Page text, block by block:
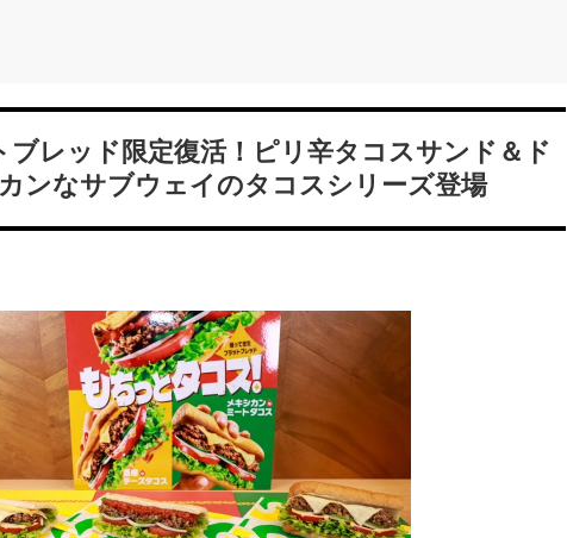
レッド限定復活！ピリ辛タコスサンド＆ド
ンなサブウェイのタコスシリーズ登場